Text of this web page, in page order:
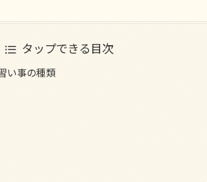
タップできる目次
い事の種類